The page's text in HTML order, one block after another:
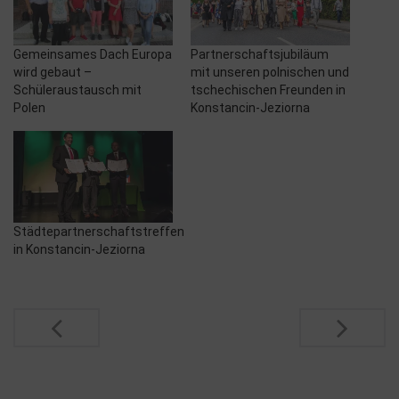
Gemeinsames Dach Europa
wird gebaut –
Schüleraustausch mit
Polen
Partnerschaftsjubiläum
mit unseren polnischen und
tschechischen Freunden in
Konstancin-Jeziorna
Städtepartnerschaftstreffen
in Konstancin-Jeziorna
Post